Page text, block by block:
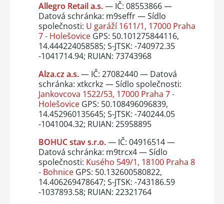
Allegro Retail a.s.— IČ: 08553866 —
Datová schránka: m9seffr — Sídlo
společnosti: U garáží 1611/1, 17000 Praha
7 - HolešoviceGPS: 50.101275844116,
14.444224058585; S-JTSK: -740972.35
-1041714.94; RUIAN: 73743968
Alza.cz a.s.— IČ: 27082440 — Datová
schránka: xtkcrkz — Sídlo společnosti:
Jankovcova 1522/53, 17000 Praha 7 -
HolešoviceGPS: 50.108496096839,
14.452960135645; S-JTSK: -740244.05
-1041004.32; RUIAN: 25958895
BOHUC stav s.r.o.— IČ: 04916514 —
Datová schránka: m9trcx4 — Sídlo
společnosti: Kusého 549/1, 18100 Praha 8
- BohniceGPS: 50.132600580822,
14.406269478647; S-JTSK: -743186.59
-1037893.58; RUIAN: 22321764